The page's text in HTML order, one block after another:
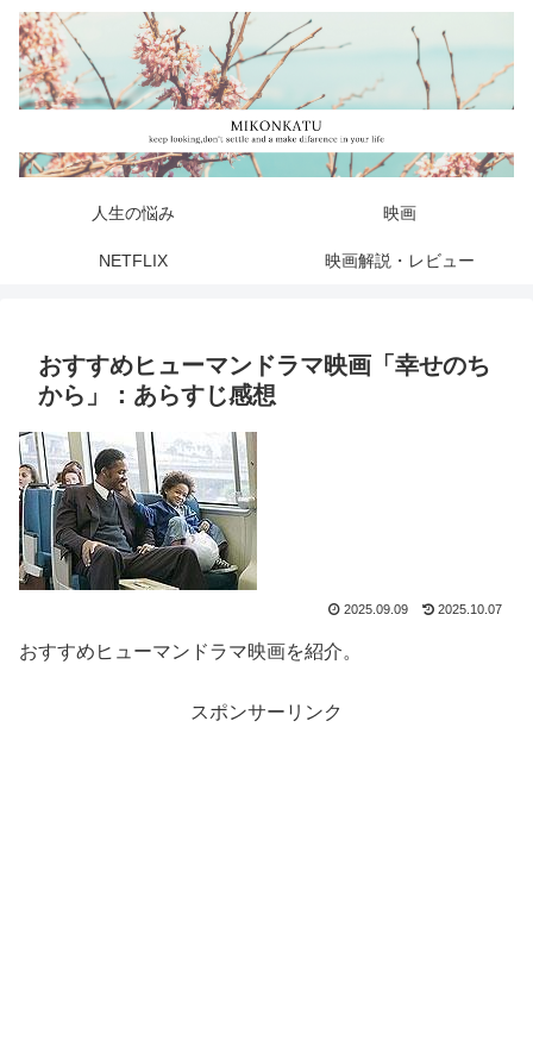
人生の悩み 映画
NETFLIX 映画解説・レビュー
おすすめヒューマンドラマ映画「幸せのち
から」：あらすじ感想
2025.09.09 2025.10.07
おすすめヒューマンドラマ映画を紹介。
スポンサーリンク